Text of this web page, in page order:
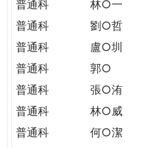
普通科
林○一
普通科
劉○哲
普通科
盧○圳
普通科
郭○
普通科
張○洧
普通科
林○威
普通科
何○潔